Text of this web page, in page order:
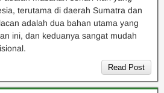
terutama di daerah Sumatra dan
adalah dua bahan utama yang
ini, dan keduanya sangat mudah
Read Post